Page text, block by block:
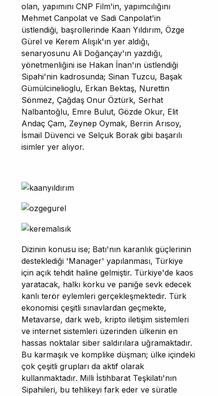
olan, yapımını CNP Film'in, yapımcılığını
Mehmet Canpolat ve Sadi Canpolat'in
üstlendiği, başrollerinde Kaan Yıldırım, Özge
Gürel ve Kerem Alışık'ın yer aldığı,
senaryosunu Ali Doğançay'ın yazdığı,
yönetmenliğini ise Hakan İnan'ın üstlendiği
Sipahi'nin kadrosunda; Sinan Tuzcu, Başak
Gümülcinelioglu, Erkan Bektaş, Nurettin
Sönmez, Çağdaş Onur Öztürk, Serhat
Nalbantoğlu, Emre Bulut, Gözde Okur, Elit
Andaç Çam, Zeynep Oymak, Berrin Arısoy,
İsmail Düvenci ve Selçuk Borak gibi başarılı
isimler yer alıyor.
Dizinin konusu ise; Batı'nın karanlık güçlerinin
desteklediği 'Manager' yapılanması, Türkiye
için açık tehdit haline gelmiştir. Türkiye'de kaos
yaratacak, halkı korku ve paniğe sevk edecek
kanlı terör eylemleri gerçekleşmektedir. Türk
ekonomisi çeşitli sınavlardan geçmekte,
Metavarse, dark web, kripto iletişim sistemleri
ve internet sistemleri üzerinden ülkenin en
hassas noktalar siber saldırılara uğramaktadır.
Bu karmaşık ve komplike düşman; ülke içindeki
çok çeşitli grupları da aktif olarak
kullanmaktadır. Milli İstihbarat Teşkilatı'nın
Sipahileri, bu tehlikeyi fark eder ve süratle